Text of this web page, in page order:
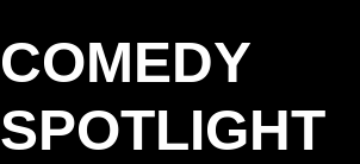
COMEDY
SPOTLIGHT